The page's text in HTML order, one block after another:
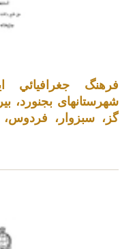
فرهنگ جغرافيائي
شهرستانهای بجنورد،
گز، سبزوار، فردوس،